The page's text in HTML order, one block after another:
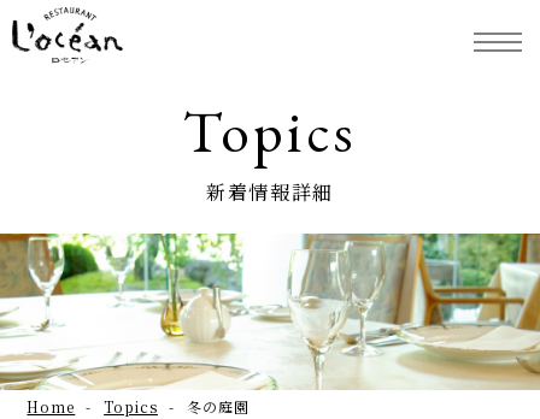
Topics
新着情報詳細
Home Topics 冬の庭園